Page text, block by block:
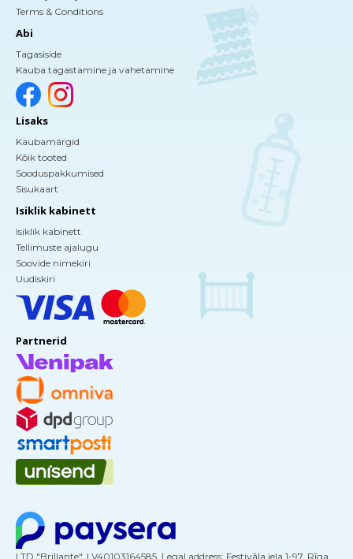
Terms & Conditions
Abi
Tagasiside
Kauba tagastamine ja vahetamine
Lisaks
Kaubamärgid
Kõik tooted
Sooduspakkumised
Sisukaart
Isiklik kabinett
Isiklik kabinett
Tellimuste ajalugu
Soovide nimekiri
Uudiskiri
Partnerid
LTD "Brillante", LV40103164585, Legal address: Festivāla iela 1-97, Rīga,